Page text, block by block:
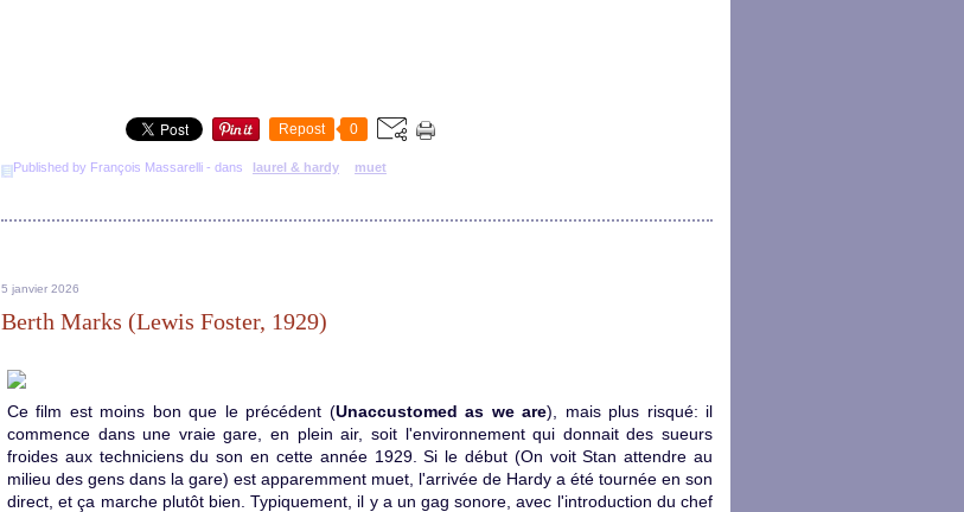
Repost 0
Published by François Massarelli - dans laurel & hardy muet
5 janvier 2026
Berth Marks (Lewis Foster, 1929)
Ce film est moins bon que le précédent (Unaccustomed as we are), mais plus risqué: il
commence dans une vraie gare, en plein air, soit l'environnement qui donnait des sueurs
froides aux techniciens du son en cette année 1929. Si le début (On voit Stan attendre au
milieu des gens dans la gare) est apparemment muet, l'arrivée de Hardy a été tournée en son
direct, et ça marche plutôt bien. Typiquement, il y a un gag sonore, avec l'introduction du chef